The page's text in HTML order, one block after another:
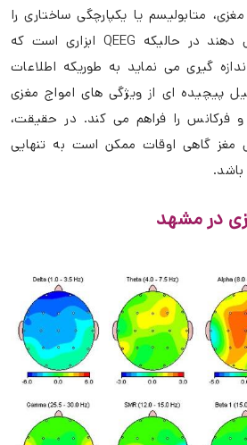
متابولیسم یا یکپارچگی ساختاری را
مورد اندازه گیری قرار می دهند در حالیکه QEEG ابزاری است که
گیری می نماید به طوریکه اطلاعات
پیچیده ای از ویژگی های امواج مغزی
و فرکانس را فراهم می کند. در حقیقت،
مغز گاهی اوقات ممکن است به تنهایی
باشد.
در مشهد